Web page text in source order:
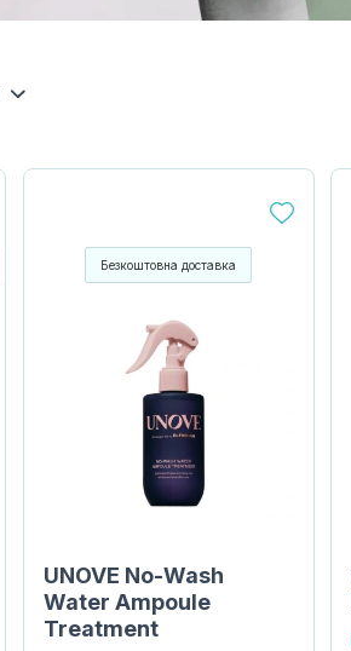
Безкоштовна доставка
UNOVE No-Wash
Water Ampoule
Treatment